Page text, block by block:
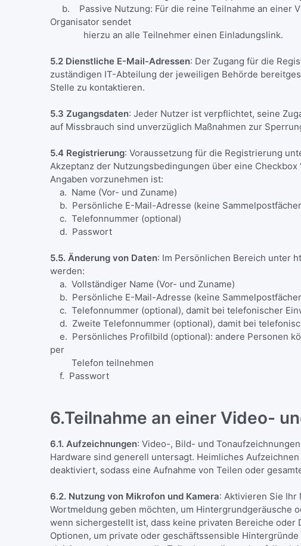
b. Passive Nutzung: Für die reine Teilnahme an einer
Organisator sendet
hierzu an alle Teilnehmer einen Einladungslink.
5.2 Dienstliche E-Mail-Adressen: Der Zugang für die
zuständigen IT-Abteilung der jeweiligen Behörde
Stelle zu kontaktieren.
5.3 Zugangsdaten: Jeder Nutzer ist verpflichtet, seine
auf Missbrauch sind unverzüglich Maßnahmen zur
5.4 Registrierung: Voraussetzung für die Registrierung
Akzeptanz der Nutzungsbedingungen über eine
Angaben vorzunehmen ist:
a. Name (Vor- und Zuname)
b. Persönliche E-Mail-Adresse (keine
c. Telefonnummer (optional)
d. Passwort
5.5. Änderung von Daten: Im Persönlichen Bereich unter
werden:
a. Vollständiger Name (Vor- und Zuname)
b. Persönliche E-Mail-Adresse (keine
c. Telefonnummer (optional), damit bei telefonischer
d. Zweite Telefonnummer (optional), damit bei
e. Persönliches Profilbild (optional): andere Personen
per
Telefon teilnehmen
f. Passwort
6.Teilnahme an einer Video-
6.1. Aufzeichnungen: Video-, Bild- und
Hardware sind generell untersagt. Heimliches
deaktiviert, sodass eine Aufnahme von Teilen oder
6.2. Nutzung von Mikrofon und Kamera: Aktivieren Sie Ihr
Wortmeldung geben möchten, um Hintergrundgeräusche
wenn sichergestellt ist, dass keine privaten Bereiche
Optionen, um private oder geschäftssensible